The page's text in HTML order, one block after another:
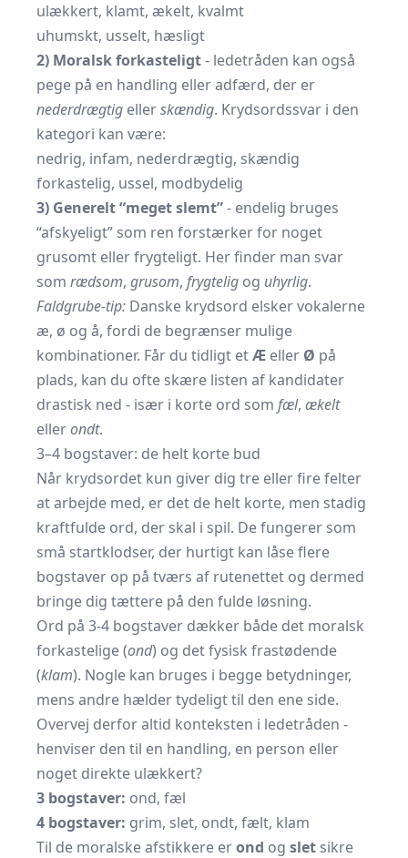
ulækkert, klamt, ækelt, kvalmt
uhumskt, usselt, hæsligt
2) Moralsk forkasteligt- ledetråden kan også
pege på en handling eller adfærd, der er
nederdrægtig ellerskændig. Krydsordssvar i den
kategori kan være:
nedrig, infam, nederdrægtig, skændig
forkastelig, ussel, modbydelig
3) Generelt “meget slemt”- endelig bruges
“afskyeligt” som ren forstærker for noget
grusomt eller frygteligt. Her finder man svar
som rædsom, grusom, frygtelig og uhyrlig.
Faldgrube-tip: Danske krydsord elsker vokalerne
æ, ø og å, fordi de begrænser mulige
kombinationer. Får du tidligt etÆ eller Ø på
plads, kan du ofte skære listen af kandidater
drastisk ned - især i korte ord som fæl, ækelt
ellerondt.
3–4 bogstaver: de helt korte bud
Når krydsordet kun giver dig tre eller fire felter
at arbejde med, er det de helt korte, men stadig
kraftfulde ord, der skal i spil. De fungerer som
små startklodser, der hurtigt kan låse flere
bogstaver op på tværs af rutenettet og dermed
bringe dig tættere på den fulde løsning.
Ord på 3-4 bogstaver dækker både det moralsk
forkastelige (ond) og det fysisk frastødende
(klam). Nogle kan bruges i begge betydninger,
mens andre hælder tydeligt til den ene side.
Overvej derfor altid konteksten i ledetråden -
henviser den til en handling, en person eller
noget direkte ulækkert?
3 bogstaver: ond, fæl
4 bogstaver: grim, slet, ondt, fælt, klam
Til de moralske afstikkere erond og slet sikre